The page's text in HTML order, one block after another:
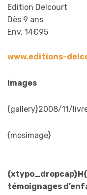
Edition Delcourt
Dès 9 ans
Env. 14€95
www.editions-
Images
{gallery}2008/11/
{mosimage}
témoignages